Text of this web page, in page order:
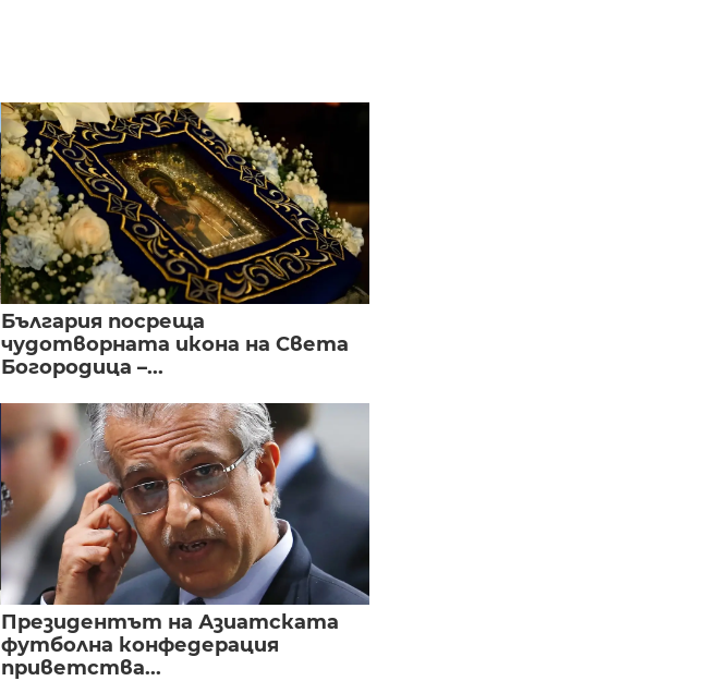
България посреща
чудотворната икона на Света
Богородица –...
Президентът на Азиатската
футболна конфедерация
приветства...